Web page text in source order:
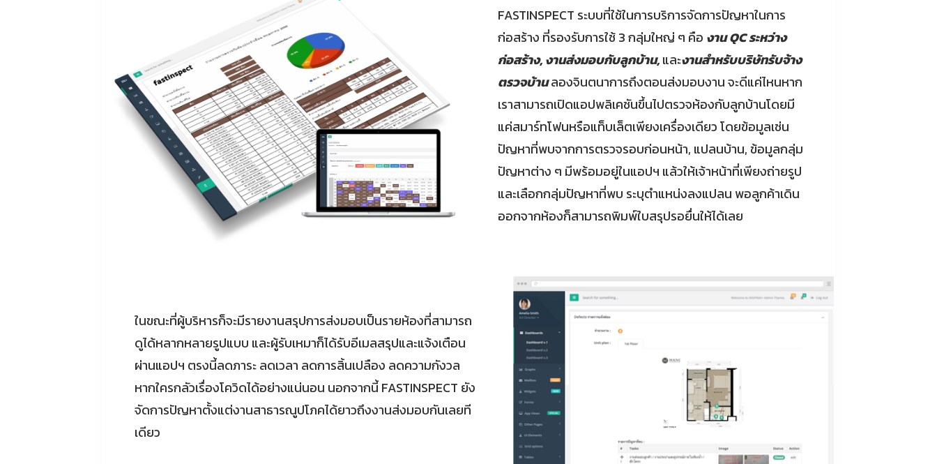
FASTINSPECT ระบบที่ใช้ในการบริการจัดการปัญหาในการ
ก่อสร้าง ที่รองรับการใช้ 3 กลุ่มใหญ่ ๆ คือ งาน QC ระหว่าง
ก่อสร้าง, งานส่งมอบกับลูกบ้าน,และงานสำหรับบริษัทรับจ้าง
ตรวจบ้านลองจินตนาการถึงตอนส่งมอบงาน จะดีแค่ไหนหาก
เราสามารถเปิดแอปพลิเคชันขึ้นไปตรวจห้องกับลูกบ้านโดยมี
แค่สมาร์ทโฟนหรือแท็บเล็ตเพียงเครื่องเดียว โดยข้อมูลเช่น
ปัญหาที่พบจากการตรวจรอบก่อนหน้า, แปลนบ้าน, ข้อมูลกลุ่ม
ปัญหาต่าง ๆ มีพร้อมอยู่ในแอปฯ แล้วให้เจ้าหน้าที่เพียงถ่ายรูป
และเลือกกลุ่มปัญหาที่พบ ระบุตำแหน่งลงแปลน พอลูกค้าเดิน
ออกจากห้องก็สามารถพิมพ์ใบสรุปรอยื่นให้ได้เลย
ในขณะที่ผู้บริหารก็จะมีรายงานสรุปการส่งมอบเป็นรายห้องที่สามารถ
ดูได้หลากหลายรูปแบบ และผู้รับเหมาก็ได้รับอีเมลสรุปและแจ้งเตือน
ผ่านแอปฯ ตรงนี้ลดภาระ ลดเวลา ลดการสิ้นเปลือง ลดความกังวล
หากใครกลัวเรื่องโควิดได้อย่างแน่นอน นอกจากนี้ FASTINSPECT ยัง
จัดการปัญหาตั้งแต่งานสาธารณูปโภคได้ยาวถึงงานส่งมอบกันเลยที
เดียว